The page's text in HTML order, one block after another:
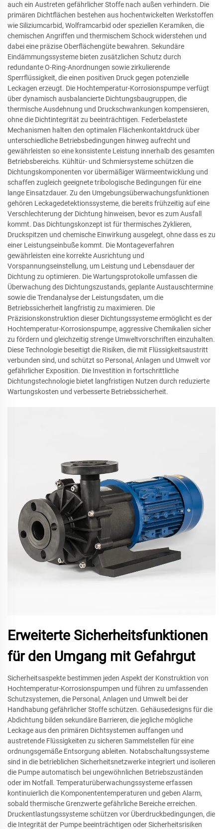
auch ein Austreten gefährlicher Stoffe nach außen verhindern. Die
primären Dichtflächen bestehen aus hochentwickelten Werkstoffen
wie Siliziumcarbid, Wolframcarbid oder speziellen Keramiken, die
chemischen Angriffen und thermischem Schock widerstehen und
dabei eine präzise Oberflächengüte bewahren. Sekundäre
Eindämmungssysteme bieten zusätzlichen Schutz durch
redundante O-Ring-Anordnungen sowie zirkulierende
Sperrflüssigkeit, die einen positiven Druck gegen potenzielle
Leckagen erzeugt. Die Hochtemperatur-Korrosionspumpe verfügt
über dynamisch ausbalancierte Dichtungsbaugruppen, die
thermische Ausdehnung und Druckschwankungen kompensieren,
ohne die Dichtintegrität zu beeinträchtigen. Federbelastete
Mechanismen halten den optimalen Flächenkontaktdruck über
unterschiedliche Betriebsbedingungen hinweg aufrecht und
gewährleisten so eine konsistente Leistung innerhalb des gesamten
Betriebsbereichs. Kühltür- und Schmiersysteme schützen die
Dichtungskomponenten vor übermäßiger Wärmeentwicklung und
schaffen zugleich geeignete tribologische Bedingungen für eine
lange Einsatzdauer. Zu den Umgebungsüberwachungsfunktionen
gehören Leckagedetektionssysteme, die bereits frühzeitig auf eine
Verschlechterung der Dichtung hinweisen, bevor es zum Ausfall
kommt. Das Dichtungskonzept ist für thermisches Zyklieren,
Druckspitzen und chemische Einwirkung ausgelegt, ohne dass es zu
einer Leistungseinbuße kommt. Die Montageverfahren
gewährleisten eine korrekte Ausrichtung und
Vorspannungseinstellung, um Leistung und Lebensdauer der
Dichtung zu optimieren. Die Wartungsprotokolle umfassen die
Überwachung des Dichtungszustands, geplante Austauschtermine
sowie die Trendanalyse der Leistungsdaten, um die
Betriebssicherheit langfristig zu maximieren. Die
Präzisionskonstruktion dieser Dichtungssysteme ermöglicht es der
Hochtemperatur-Korrosionspumpe, aggressive Chemikalien sicher
zu fördern und gleichzeitig strenge Umweltvorschriften einzuhalten.
Diese Technologie beseitigt die Risiken, die mit Flüssigkeitsaustritt
verbunden sind, und schützt so Personal, Anlagen und Umwelt vor
gefährlicher Exposition. Die Investition in fortschrittliche
Dichtungstechnologie bietet langfristigen Nutzen durch reduzierte
Wartungskosten und verbesserte Betriebssicherheit.
Erweiterte Sicherheitsfunktionen
für den Umgang mit Gefahrgut
Sicherheitsaspekte bestimmen jeden Aspekt der Konstruktion von
Hochtemperatur-Korrosionspumpen und führen zu umfassenden
Schutzsystemen, die Personal, Anlagen und Umwelt bei der
Handhabung gefährlicher Stoffe schützen. Gehäusedesigns für die
Abdichtung bilden sekundäre Barrieren, die jegliche mögliche
Leckage aus den primären Dichtsystemen auffangen und
austretende Flüssigkeiten zu sicheren Sammelstellen für eine
ordnungsgemäße Entsorgung ableiten. Notabschaltungssysteme
sind in die betrieblichen Sicherheitsnetzwerke integriert und isolieren
die Pumpe automatisch bei ungewöhnlichen Betriebszuständen
oder im Notfall. Temperaturüberwachungssysteme erfassen
kontinuierlich die Komponententemperaturen und geben Alarm,
sobald thermische Grenzwerte gefährliche Bereiche erreichen.
Druckentlastungssysteme schützen vor Überdruckbedingungen, die
die Integrität der Pumpe beeinträchtigen oder Sicherheitsrisiken